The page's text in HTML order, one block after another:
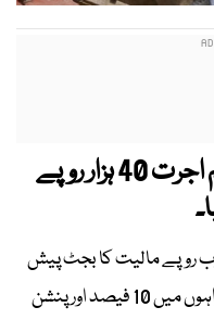
پنجاب میں مزدور کی کم از کم اجرت 40 ہزار روپے
حکومت کی جانب سے 5300 ارب روپے مالیت کا بجٹ پیش
کیا جارہا ہے، سرکاری ملازمین کی تنخواہوں میں 10 فیصد اور پنشن